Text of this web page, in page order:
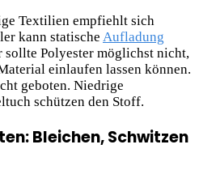
Textilien empfiehlt sich
kann statische Aufladung
sollte Polyester möglichst nicht,
einlaufen lassen können.
geboten. Niedrige
schützen den Stoff.
Bleichen, Schwitzen